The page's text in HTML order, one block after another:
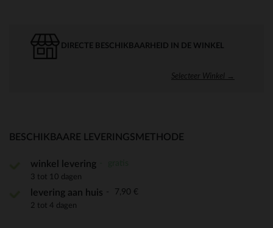
DIRECTE BESCHIKBAARHEID IN DE WINKEL
Selecteer Winkel →
BESCHIKBAARE LEVERINGSMETHODE
winkel levering
3 tot 10 dagen
levering aan huis 7,90 €
2 tot 4 dagen